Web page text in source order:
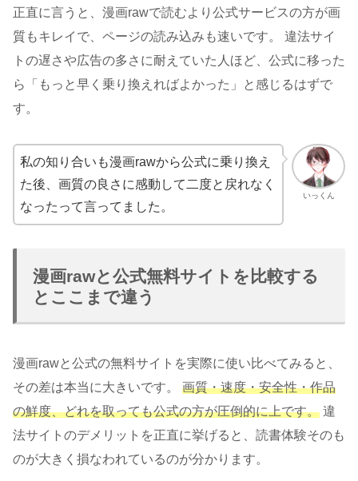
正直に言うと、漫画rawで読むより公式サービスの方が画
質もキレイで、ページの読み込みも速いです。 違法サイ
トの遅さや広告の多さに耐えていた人ほど、公式に移った
ら「もっと早く乗り換えればよかった」と感じるはずで
す。
いっくん
私の知り合いも漫画rawから公式に乗り換え
た後、画質の良さに感動して二度と戻れなく
なったって言ってました。
漫画rawと公式無料サイトを比較する
とここまで違う
漫画rawと公式の無料サイトを実際に使い比べてみると、
その差は本当に大きいです。 画質・速度・安全性・作品
の鮮度、どれを取っても公式の方が圧倒的に上です。 違
法サイトのデメリットを正直に挙げると、読書体験そのも
のが大きく損なわれているのが分かります。